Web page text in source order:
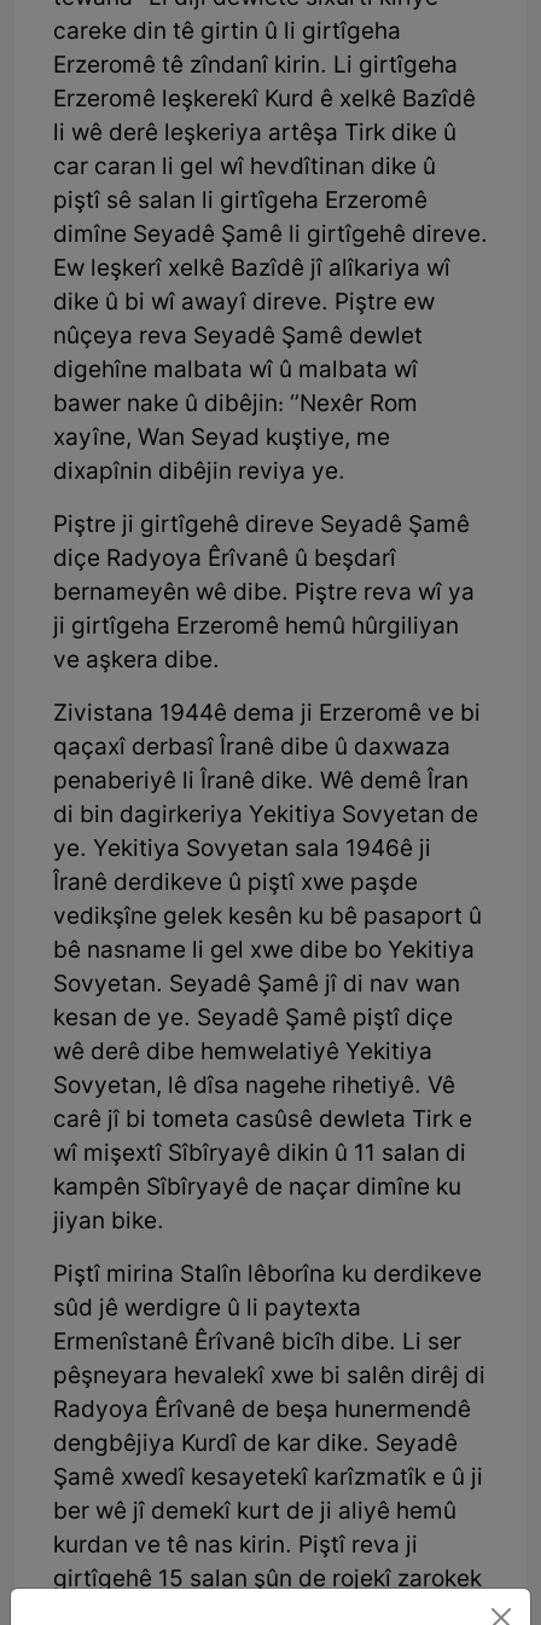
careke din tê girtin û li girtîgeha
Erzeromê tê zîndanî kirin. Li girtîgeha
Erzeromê leşkerekî Kurd ê xelkê Bazîdê
li wê derê leşkeriya artêşa Tirk dike û
car caran li gel wî hevdîtinan dike û
piştî sê salan li girtîgeha Erzeromê
dimîne Seyadê Şamê li girtîgehê direve.
Ew leşkerî xelkê Bazîdê jî alîkariya wî
dike û bi wî awayî direve. Piştre ew
nûçeya reva Seyadê Şamê dewlet
digehîne malbata wî û malbata wî
bawer nake û dibêjin: ‘’Nexêr Rom
xayîne, Wan Seyad kuştiye, me
dixapînin dibêjin reviya ye.
Piştre ji girtîgehê direve Seyadê Şamê
diçe Radyoya Êrîvanê û beşdarî
bernameyên wê dibe. Piştre reva wî ya
ji girtîgeha Erzeromê hemû hûrgiliyan
ve aşkera dibe.
Zivistana 1944ê dema ji Erzeromê ve bi
qaçaxî derbasî Îranê dibe û daxwaza
penaberiyê li Îranê dike. Wê demê Îran
di bin dagirkeriya Yekitiya Sovyetan de
ye. Yekitiya Sovyetan sala 1946ê ji
Îranê derdikeve û piştî xwe paşde
vedikşîne gelek kesên ku bê pasaport û
bê nasname li gel xwe dibe bo Yekitiya
Sovyetan. Seyadê Şamê jî di nav wan
kesan de ye. Seyadê Şamê piştî diçe
wê derê dibe hemwelatiyê Yekitiya
Sovyetan, lê dîsa nagehe rihetiyê. Vê
carê jî bi tometa casûsê dewleta Tirk e
wî mişextî Sîbîryayê dikin û 11 salan di
kampên Sîbîryayê de naçar dimîne ku
jiyan bike.
Piştî mirina Stalîn lêborîna ku derdikeve
sûd jê werdigre û li paytexta
Ermenîstanê Êrîvanê bicîh dibe. Li ser
pêşneyara hevalekî xwe bi salên dirêj di
Radyoya Êrîvanê de beşa hunermendê
dengbêjiya Kurdî de kar dike. Seyadê
Şamê xwedî kesayetekî karîzmatîk e û ji
ber wê jî demekî kurt de ji aliyê hemû
kurdan ve tê nas kirin. Piştî reva ji
girtîgehê 15 salan şûn de rojekî zarokek